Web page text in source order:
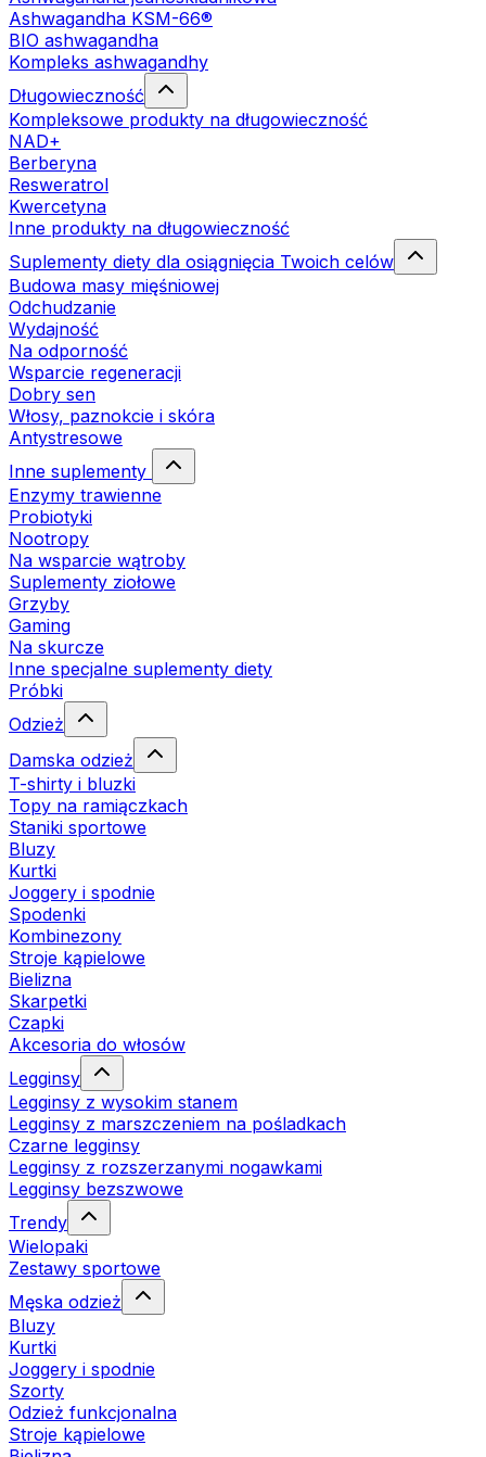
Ashwagandha KSM-66®
BIO ashwagandha
Kompleks ashwagandhy
Długowieczność
Kompleksowe produkty na długowieczność
NAD+
Berberyna
Resweratrol
Kwercetyna
Inne produkty na długowieczność
Suplementy diety dla osiągnięcia Twoich celów
Budowa masy mięśniowej
Odchudzanie
Wydajność
Na odporność
Wsparcie regeneracji
Dobry sen
Włosy, paznokcie i skóra
Antystresowe
Inne suplementy
Enzymy trawienne
Probiotyki
Nootropy
Na wsparcie wątroby
Suplementy ziołowe
Grzyby
Gaming
Na skurcze
Inne specjalne suplementy diety
Próbki
Odzież
Damska odzież
T-shirty i bluzki
Topy na ramiączkach
Staniki sportowe
Bluzy
Kurtki
Joggery i spodnie
Spodenki
Kombinezony
Stroje kąpielowe
Bielizna
Skarpetki
Czapki
Akcesoria do włosów
Legginsy
Legginsy z wysokim stanem
Legginsy z marszczeniem na pośladkach
Czarne legginsy
Legginsy z rozszerzanymi nogawkami
Legginsy bezszwowe
Trendy
Wielopaki
Zestawy sportowe
Męska odzież
Bluzy
Kurtki
Joggery i spodnie
Szorty
Odzież funkcjonalna
Stroje kąpielowe